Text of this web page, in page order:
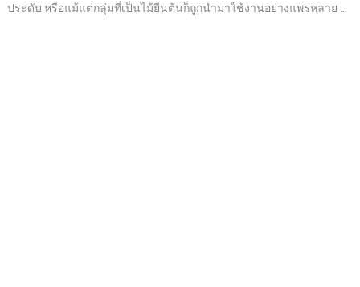
ประดับ หรือแม้แต่กลุ่มที่เป็นไม้ยืนต้นก็ถูกนำมาใช้งานอย่างแพร่หลาย ...